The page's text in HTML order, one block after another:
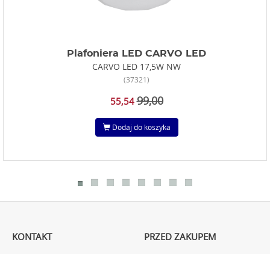
Plafoniera LED CARVO LED
CARVO LED 17,5W NW
(37321)
55,54 99,00
Dodaj do koszyka
KONTAKT PRZED ZAKUPEM